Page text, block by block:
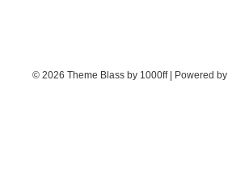
© 2026 Theme Blass by 1000ff | Powered by